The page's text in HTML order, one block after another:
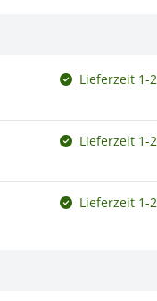
Lieferzeit 1-
Lieferzeit 1-
Lieferzeit 1-